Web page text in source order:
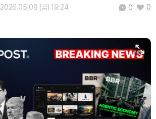
2026.05.08 (금) 19:24 0 0